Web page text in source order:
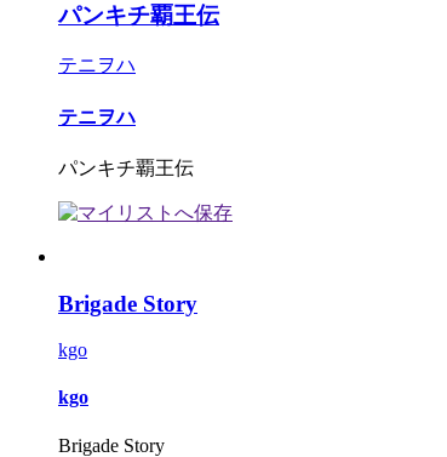
パンキチ覇王伝
テニヲハ
テニヲハ
パンキチ覇王伝
Brigade Story
kgo
kgo
Brigade Story